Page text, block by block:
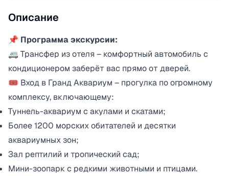
Описание
📌 Программа экскурсии:
🚐 Трансфер из отеля – комфортный автомобиль с
кондиционером заберёт вас прямо от дверей.
🎟️ Вход в Гранд Аквариум – прогулка по огромному
комплексу, включающему:
Туннель-аквариум с акулами и скатами;
Более 1200 морских обитателей и десятки
аквариумных зон;
Зал рептилий и тропический сад;
Мини-зоопарк с редкими животными и птицами.